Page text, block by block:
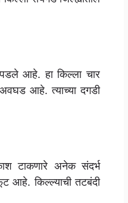
आहे. हा किल्ला चार
आहे. त्याच्या दगडी
टाकणारे अनेक संदर्भ
आहे. किल्ल्याची तटबंदी